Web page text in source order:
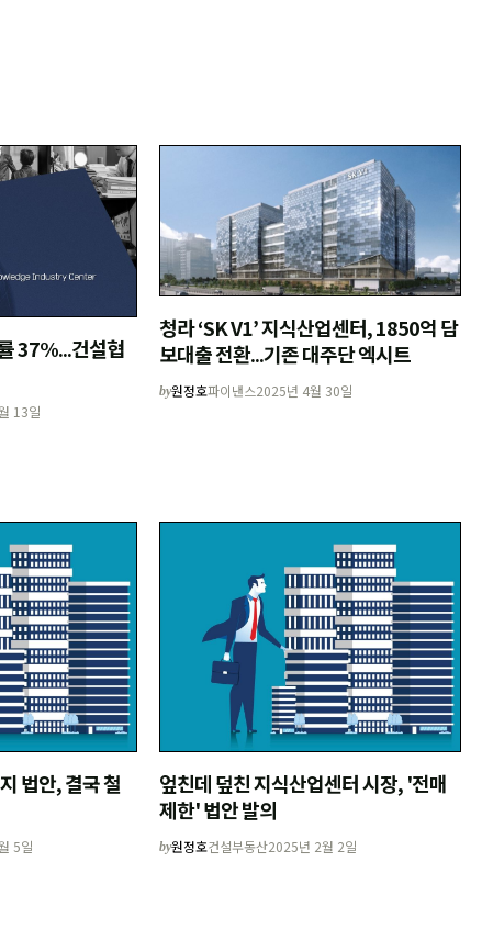
37%...건설협
13일
청라 ‘SK V1’ 지식산업센터, 1850억 담
보대출 전환...기존 대주단 엑시트
by원정호파이낸스2025년 4월 30일
법안, 결국 철
5일
엎친데 덮친 지식산업센터 시장, '전매
제한' 법안 발의
by원정호건설부동산2025년 2월 2일